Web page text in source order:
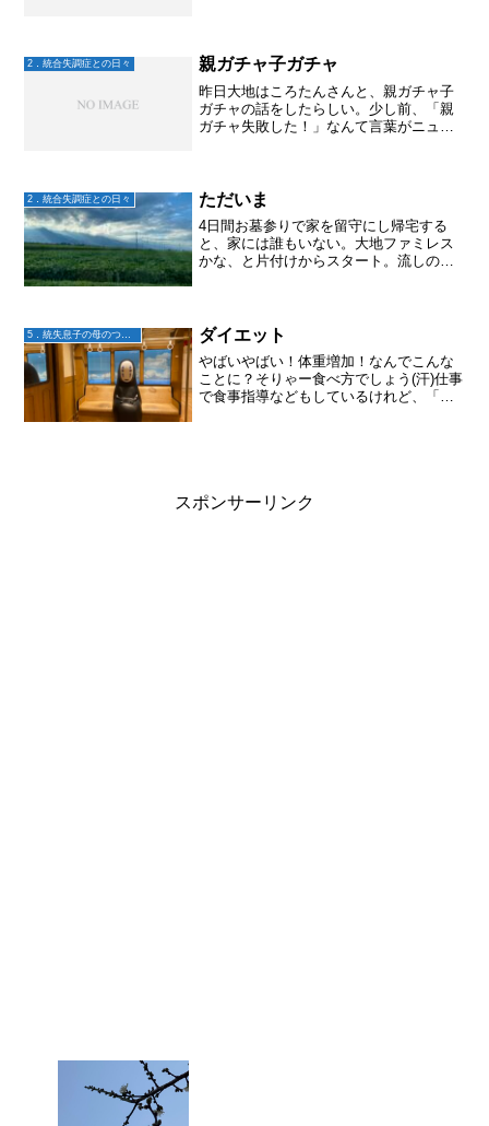
2．統合失調症との日々 親ガチャ子ガチャ
昨日大地はころたんさんと、親ガチャ子
ガチャの話をしたらしい。少し前、「親
ガチャ失敗した！」なんて言葉がニュー
ど、親も『子ガチャ失敗し...
2．統合失調症との日々 ただいま
4日間お墓参りで家を留守にし帰宅する
と、家には誰もいない。大地ファミレス
かな、と片付けからスタート。流しのシ
調悪くても「ん」は言う。...
ダイエット
やばいやばい！体重増加！なんでこんな
ことに？そりゃー食べ方でしょう(汗)仕事
で食事指導などもしているけれど、「お
スポンサーリンク